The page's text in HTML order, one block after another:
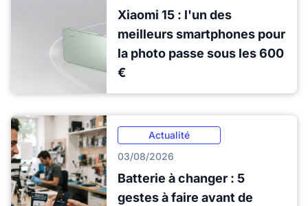
Xiaomi 15 : l'un des
meilleurs smartphones pour
la photo passe sous les 600
€
Actualité
03/08/2026
Batterie à changer : 5
gestes à faire avant de